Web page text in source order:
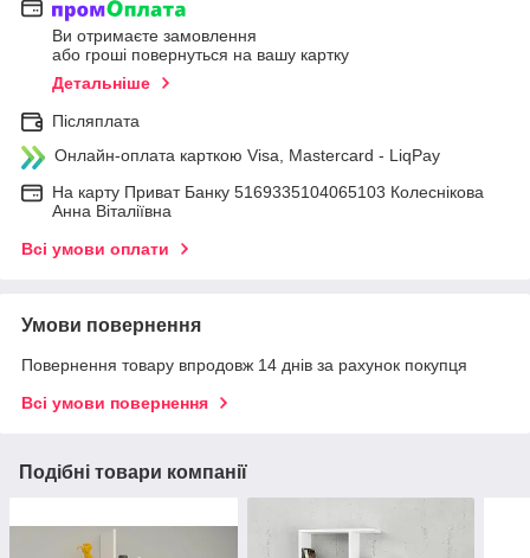
Ви отримаєте замовлення
або гроші повернуться на вашу картку
Детальніше
Післяплата
Онлайн-оплата карткою Visa, Mastercard - LiqPay
На карту Приват Банку 5169335104065103 Колеснікова
Анна Віталіївна
Всі умови оплати
Умови повернення
Повернення товару впродовж 14 днів за рахунок покупця
Всі умови повернення
Подібні товари компанії